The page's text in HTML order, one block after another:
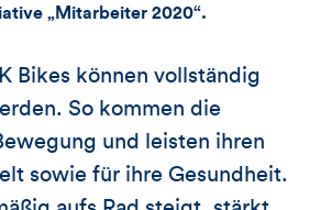
„Mitarbeiter 2020“.
Bikes können vollständig
So kommen die
und leisten ihren
sowie für ihre Gesundheit.